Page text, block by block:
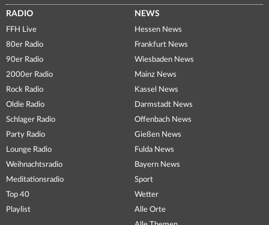
RADIO
FFH Live
80er Radio
90er Radio
2000er Radio
Rock Radio
Oldie Radio
Schlager Radio
Party Radio
Lounge Radio
Weihnachtsradio
Meditationsradio
Top 40
Playlist
NEWS
Hessen News
Frankfurt News
Wiesbaden News
Mainz News
Kassel News
Darmstadt News
Offenbach News
Gießen News
Fulda News
Bayern News
Sport
Wetter
Alle Orte